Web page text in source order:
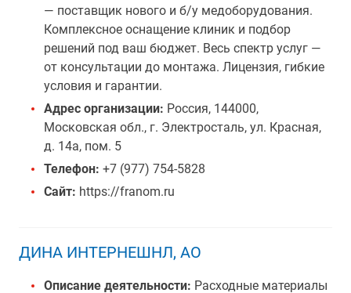
— поставщик нового и б/у медоборудования.
Комплексное оснащение клиник и подбор
решений под ваш бюджет. Весь спектр услуг —
от консультации до монтажа. Лицензия, гибкие
условия и гарантии.
Адрес организации: Россия, 144000,
Московская обл., г. Электросталь, ул. Красная,
д. 14а, пом. 5
Телефон: +7 (977) 754-5828
Сайт: https://franom.ru
ДИНА ИНТЕРНЕШНЛ, АО
Описание деятельности: Расходные материалы